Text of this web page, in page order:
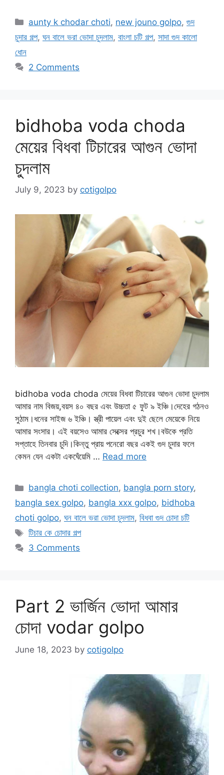
Categories
aunty k chodar choti, new jouno golpo,গুদ
চুদার গল্প, ঘন বালে ভরা ভোদা চুদলাম, বাংলা চটি গল্প, সাদা গুদ কালো
ধোন
2 Comments
bidhoba voda choda
মেয়ের বিধবা টিচারের আগুন ভোদা
চুদলাম
July 9, 2023 by cotigolpo
bidhoba voda choda মেয়ের বিধবা টিচারের আগুন ভোদা চুদলাম
আমার নাম বিজয়,বয়স ৪০ বছর এবং উচ্চতা ৫ ফুট ৯ ইঞ্চি।দেহের গঠনও
সুঠাম‌।ধনের সাইজ ৬ ইঞ্চি। স্ত্রী পায়েল এবং দুই ছেলে মেয়েকে নিয়ে
আমার সংসার। এই বয়সেও আমার সেক্সের প্রচুর শখ।বউকে প্রতি
সপ্তাহে তিনবার চুদি।কিন্তু প্রায় পনেরো বছর একই গুদ চুদার ফলে
কেমন যেন একটা একঘেঁয়েমি … Read more
Categories
bangla choti collection, bangla porn story,
bangla sex golpo, bangla xxx golpo, bidhoba
choti golpo, ঘন বালে ভরা ভোদা চুদলাম, বিধবা গুদ চোদা চটি
Tags
টিচার কে চোদার গল্প
3 Comments
Part 2 ভার্জিন ভোদা আমার
চোদা vodar golpo
June 18, 2023 by cotigolpo